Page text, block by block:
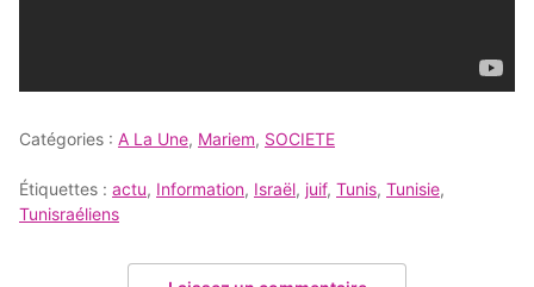
Catégories : A La Une, Mariem, SOCIETE
Étiquettes : actu, Information, Israël, juif, Tunis, Tunisie,
Tunisraéliens